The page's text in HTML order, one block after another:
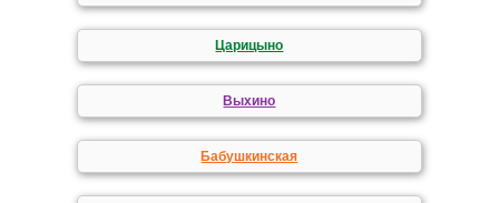
Царицыно
Выхино
Бабушкинская